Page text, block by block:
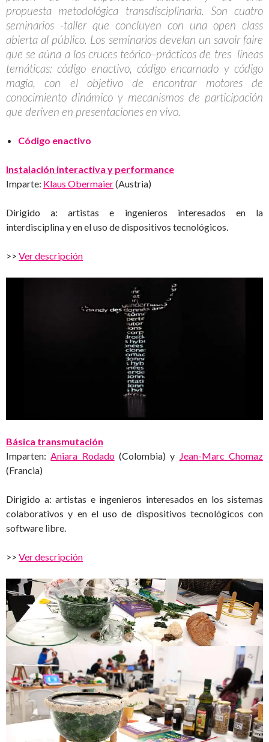
propuesta metodológica transdisciplinaria. Son cuatro
seminarios -taller que concluyen con una open class
abierta al público. Los seminarios develan un savoir faire
que se aúna a los cruces teórico–prácticos de tres líneas
temáticas: código enactivo, código encarnado y código
magia, con el objetivo de encontrar motores de
conocimiento dinámico y mecanismos de participación
que deriven en presentaciones en vivo.
Código enactivo
Instalación interactiva y performance
Imparte: Klaus Obermaier(Austria)
Dirigido a: artistas e ingenieros interesados en la
interdisciplina y en el uso de dispositivos tecnológicos.
>> Ver descripción
Básica transmutación
Imparten: Aniara Rodado(Colombia) y Jean-Marc Chomaz
(Francia)
Dirigido a: artistas e ingenieros interesados en los sistemas
colaborativos y en el uso de dispositivos tecnológicos con
software libre.
>> Ver descripción